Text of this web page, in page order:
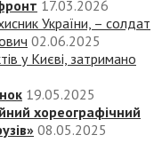
17.03.2026
України, – солдат
02.06.2025
у Києві, затримано
19.05.2025
хореографічний
08.05.2025